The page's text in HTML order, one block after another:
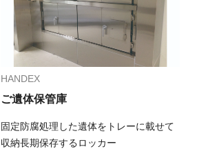
HANDEX
ご遺体保管庫
固定防腐処理した遺体をトレーに載せて
収納長期保存するロッカー